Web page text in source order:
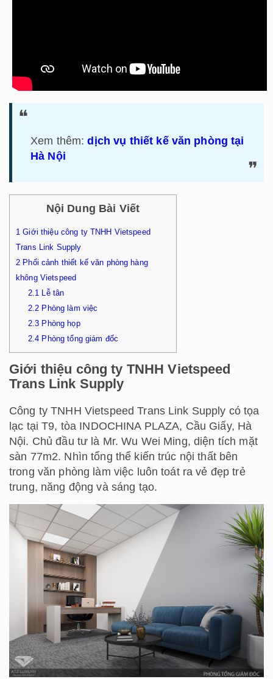
Xem thêm:dịch vụ thiết kế văn phòng tại
Hà Nội
Nội Dung Bài Viết
1 Giới thiệu công ty TNHH Vietspeed
Trans Link Supply
2 Phối cảnh thiết kế văn phòng hàng
không Vietspeed
2.1 Lễ tân
2.2 Phòng làm việc
2.3 Phòng họp
2.4 Phòng tổng giám đốc
Giới thiệu công ty TNHH Vietspeed
Trans Link Supply
Công ty TNHH Vietspeed Trans Link Supply có tọa
lạc tại T9, tòa INDOCHINA PLAZA, Cầu Giấy, Hà
Nội. Chủ đầu tư là Mr. Wu Wei Ming, diện tích mặt
sàn 77m2. Nhìn tổng thể kiến trúc nội thất bên
trong văn phòng làm việc luôn toát ra vẻ đẹp trẻ
trung, năng động và sáng tạo.